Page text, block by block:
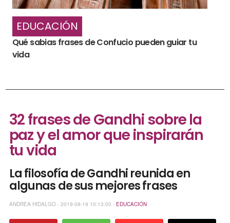
EDUCACIÓN
Qué sabias frases de Confucio pueden guiar tu
vida
32 frases de Gandhi sobre la
paz y el amor que inspirarán
tu vida
La filosofía de Gandhi reunida en
algunas de sus mejores frases
ANDREA HIDALGO - 2019-09-19 10:13:00 - EDUCACIÓN